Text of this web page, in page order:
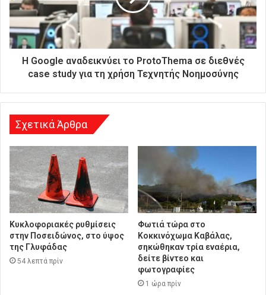
ι
ε
ύ
θ
η
Η Google αναδεικνύει το ProtoThema σε διεθνές
case study για τη χρήση Τεχνητής Νοημοσύνης
Σχετικά Άρθρα
Κυκλοφοριακές ρυθμίσεις
στην Ποσειδώνος, στο ύψος
της Γλυφάδας
54 λεπτά πρίν
Φωτιά τώρα στο
Κοκκινόχωμα Καβάλας,
σηκώθηκαν τρία εναέρια,
δείτε βίντεο και
φωτογραφίες
1 ώρα πρίν